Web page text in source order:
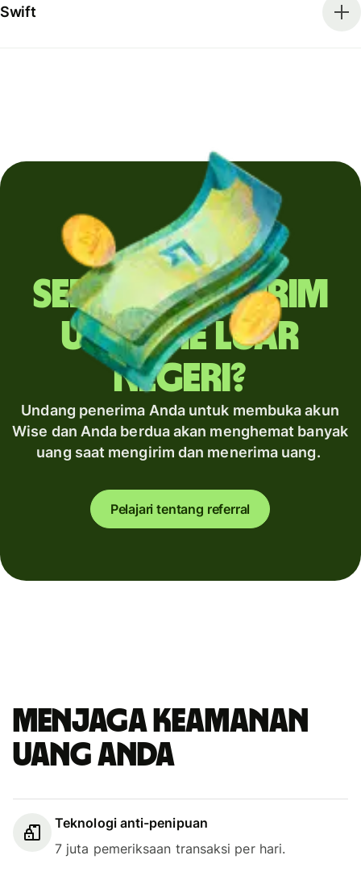
Swift
Sering mengirim
uang ke luar
negeri?
Undang penerima Anda untuk membuka akun
Wise dan Anda berdua akan menghemat banyak
uang saat mengirim dan menerima uang.
Pelajari tentang referral
Menjaga keamanan
uang Anda
Teknologi anti-penipuan
7 juta pemeriksaan transaksi per hari.